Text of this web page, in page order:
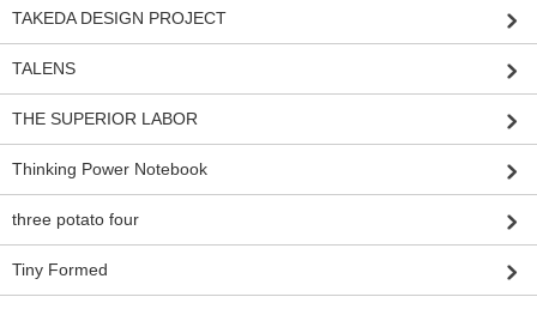
TAKEDA DESIGN PROJECT
TALENS
THE SUPERIOR LABOR
Thinking Power Notebook
three potato four
Tiny Formed